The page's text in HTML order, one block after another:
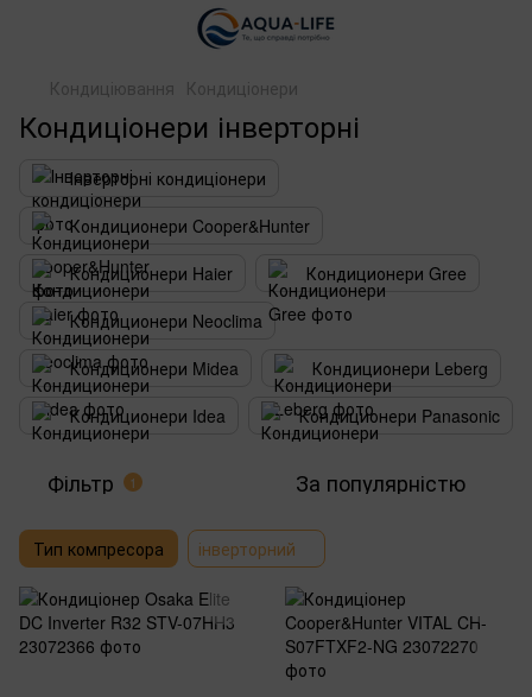
Кондиціювання Кондиціонери
Кондиціонери інверторні
Інверторні кондиціонери
Кондиционери Cooper&Hunter
Кондиционери Haier
Кондиционери Gree
Кондиционери Neoclima
Кондиционери Midea
Кондиционери Leberg
Кондиционери Idea
Кондиционери Panasonic
Фільтр 1 За популярністю
Тип компресора інверторний